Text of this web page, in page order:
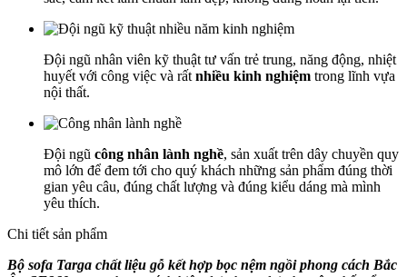
Đội ngũ nhân viên kỹ thuật tư vấn trẻ trung, năng động, nhiệt
huyết với công việc và rất nhiều kinh nghiệm trong lĩnh vựa
nội thất.
Đội ngũ công nhân lành nghề, sản xuất trên dây chuyền quy
mô lớn để đem tới cho quý khách những sản phẩm đúng thời
gian yêu câu, đúng chất lượng và đúng kiểu dáng mà mình
yêu thích.
Chi tiết sản phẩm
Bộ sofa Targa chất liệu gỗ kết hợp bọc nệm ngồi phong cách Bắc